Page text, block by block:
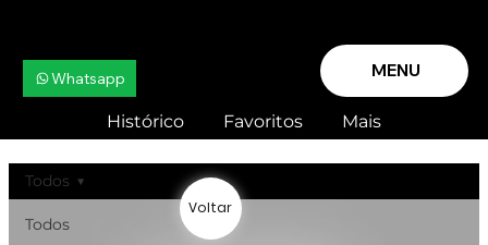
MENU
Whatsapp
Histórico Favoritos Mais
Todos
Todos
Voltar